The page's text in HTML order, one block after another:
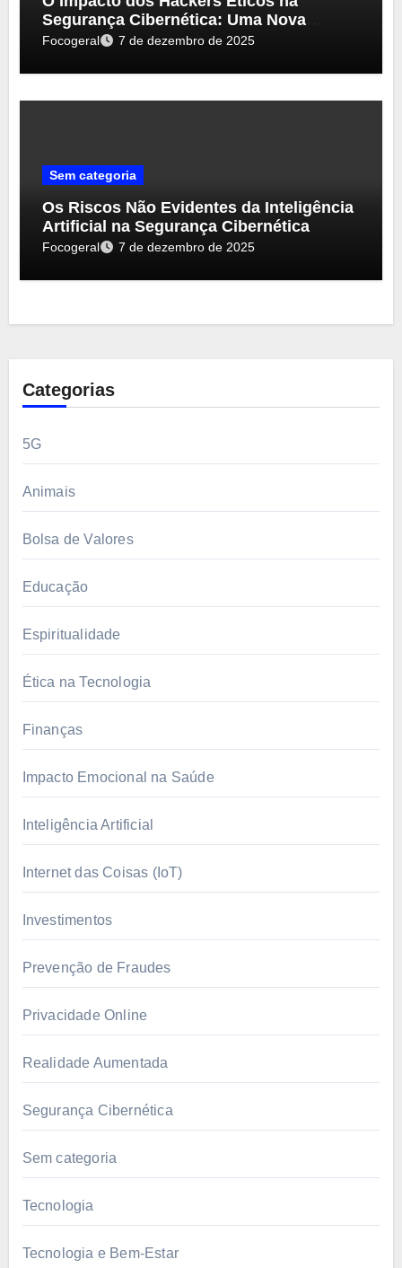
Segurança Cibernética: Uma Nova
Perspectiva
Focogeral 7 de dezembro de 2025
Sem categoria
Os Riscos Não Evidentes da Inteligência
Artificial na Segurança Cibernética
Focogeral 7 de dezembro de 2025
Categorias
5G
Animais
Bolsa de Valores
Educação
Espiritualidade
Ética na Tecnologia
Finanças
Impacto Emocional na Saúde
Inteligência Artificial
Internet das Coisas (IoT)
Investimentos
Prevenção de Fraudes
Privacidade Online
Realidade Aumentada
Segurança Cibernética
Sem categoria
Tecnologia
Tecnologia e Bem-Estar